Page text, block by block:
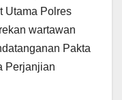
Utama Polres
wartawan
Pakta
Perjanjian